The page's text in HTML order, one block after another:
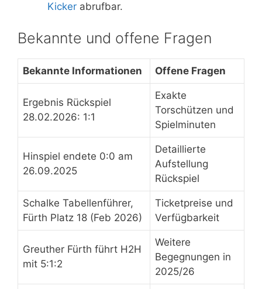
Kicker abrufbar.
Bekannte und offene Fragen
Bekannte Informationen Offene Fragen
Ergebnis Rückspiel
28.02.2026: 1:1
Exakte
Torschützen und
Spielminuten
Hinspiel endete 0:0 am
26.09.2025
Detaillierte
Aufstellung
Rückspiel
Schalke Tabellenführer,
Fürth Platz 18 (Feb 2026)
Ticketpreise und
Verfügbarkeit
Greuther Fürth führt H2H
mit 5:1:2
Weitere
Begegnungen in
2025/26